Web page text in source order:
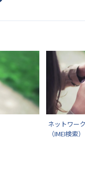
ネットワー
（IMEI検索）